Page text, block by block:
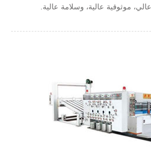
عالي، موثوقية عالية، وسلامة عالية.